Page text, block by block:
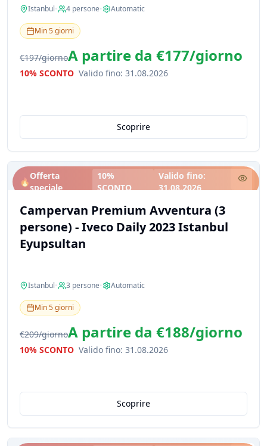
Istanbul• 4 persone• Automatic
Min5giorni
€197/giornoA partire da €177/giorno
10% SCONTO Valido fino: 31.08.2026
Scoprire
🔥
Offerta
speciale
10%
SCONTO
Valido fino:
31.08.2026
Campervan Premium Avventura (3
persone) - Iveco Daily 2023 Istanbul
Eyupsultan
Istanbul• 3 persone• Automatic
Min5giorni
€209/giornoA partire da €188/giorno
10% SCONTO Valido fino: 31.08.2026
Scoprire